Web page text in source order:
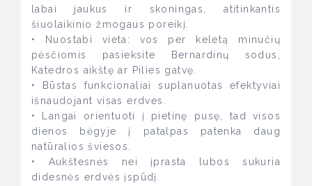
labai jaukus ir skoningas, atitinkantis
šiuolaikinio žmogaus poreikį.
• Nuostabi vieta: vos per keletą minučių
pėsčiomis pasieksite Bernardinų sodus,
Katedros aikštę ar Pilies gatvę.
• Būstas funkcionaliai suplanuotas efektyviai
išnaudojant visas erdves.
• Langai orientuoti į pietinę pusę, tad visos
dienos bėgyje į patalpas patenka daug
natūralios šviesos.
• Aukštesnės nei įprasta lubos sukuria
didesnės erdvės įspūdį.